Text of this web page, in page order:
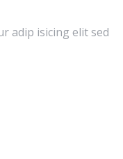
adip isicing elit sed